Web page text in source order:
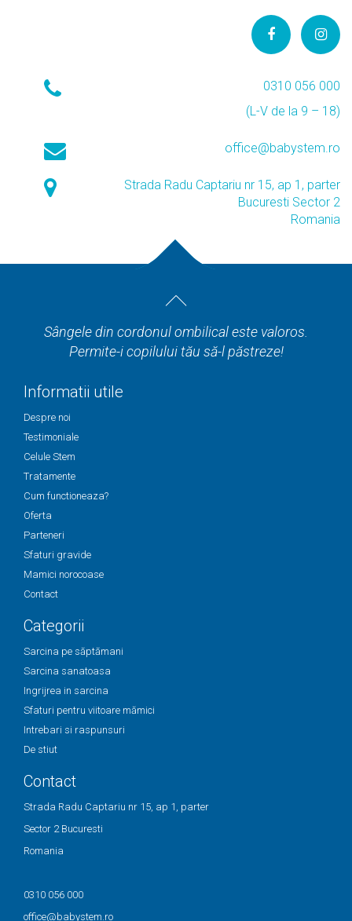
0310 056 000
(L-V de la 9 – 18)
office@babystem.ro
Strada Radu Captariu nr 15, ap 1, parter
Bucuresti Sector 2
Romania
Sângele din cordonul ombilical este valoros.
Permite-i copilului tău să-l păstreze!
Informatii utile
Despre noi
Testimoniale
Celule Stem
Tratamente
Cum functioneaza?
Oferta
Parteneri
Sfaturi gravide
Mamici norocoase
Contact
Categorii
Sarcina pe săptămani
Sarcina sanatoasa
Ingrijrea in sarcina
Sfaturi pentru viitoare mămici
Intrebari si raspunsuri
De stiut
Contact
Strada Radu Captariu nr 15, ap 1, parter
Sector 2 Bucuresti
Romania
0310 056 000
office@babystem.ro